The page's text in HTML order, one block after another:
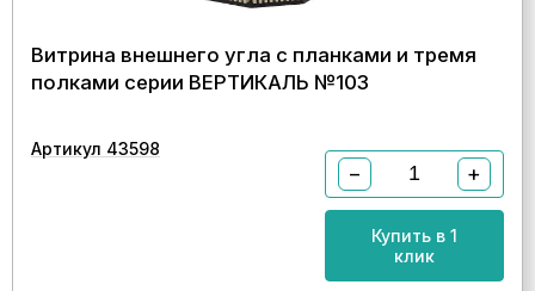
Витрина внешнего угла с планками и тремя
полками серии ВЕРТИКАЛЬ №103
Артикул 43598
− +
Купить в 1
клик